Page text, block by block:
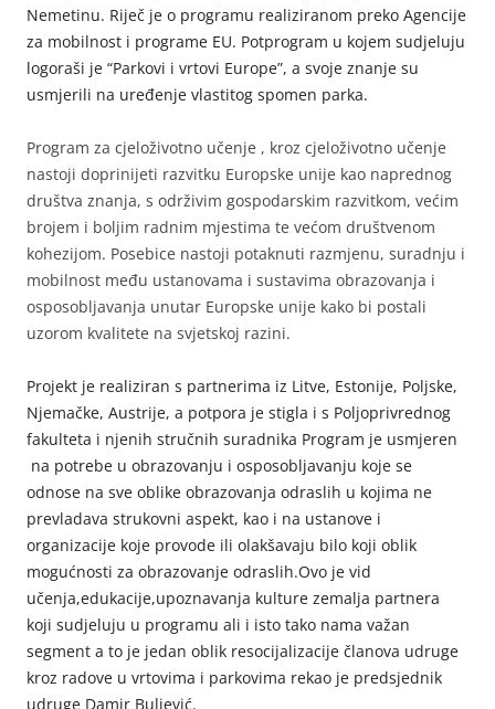
Nemetinu. Riječ je o programu realiziranom preko Agencije
za mobilnost i programe EU. Potprogram u kojem sudjeluju
logoraši je “Parkovi i vrtovi Europe”, a svoje znanje su
usmjerili na uređenje vlastitog spomen parka.
Program za cjeloživotno učenje , kroz cjeloživotno učenje
nastoji doprinijeti razvitku Europske unije kao naprednog
društva znanja, s održivim gospodarskim razvitkom, većim
brojem i boljim radnim mjestima te većom društvenom
kohezijom. Posebice nastoji potaknuti razmjenu, suradnju i
mobilnost među ustanovama i sustavima obrazovanja i
osposobljavanja unutar Europske unije kako bi postali
uzorom kvalitete na svjetskoj razini.
Projekt je realiziran s partnerima iz Litve, Estonije, Poljske,
Njemačke, Austrije, a potpora je stigla i s Poljoprivrednog
fakulteta i njenih stručnih suradnika Program je usmjeren
na potrebe u obrazovanju i osposobljavanju koje se
odnose na sve oblike obrazovanja odraslih u kojima ne
prevladava strukovni aspekt, kao i na ustanove i
organizacije koje provode ili olakšavaju bilo koji oblik
mogućnosti za obrazovanje odraslih.Ovo je vid
učenja,edukacije,upoznavanja kulture zemalja partnera
koji sudjeluju u programu ali i isto tako nama važan
segment a to je jedan oblik resocijalizacije članova udruge
kroz radove u vrtovima i parkovima rekao je predsjednik
udruge Damir Buljević.